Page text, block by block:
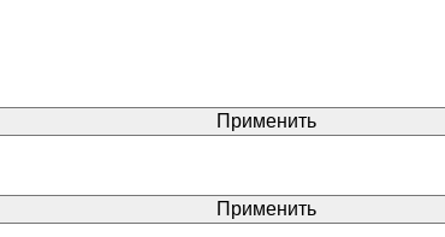
Применить
Применить